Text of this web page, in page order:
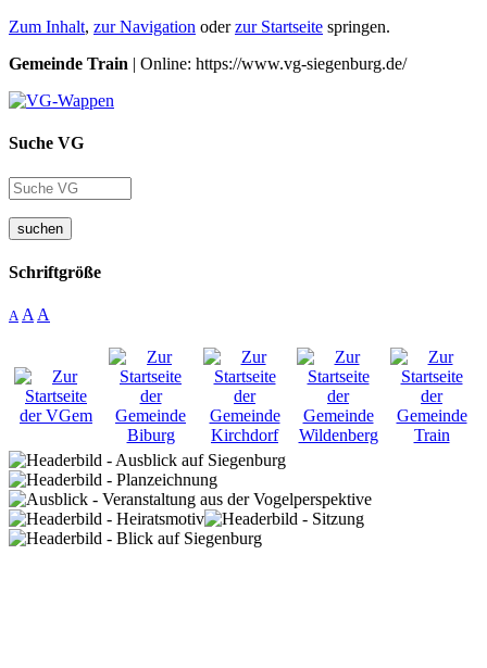
Zum Inhalt, zur Navigation oderzur Startseite springen.
Gemeinde Train | Online: https://www.vg-siegenburg.de/
Suche VG
suchen
Schriftgröße
A A A